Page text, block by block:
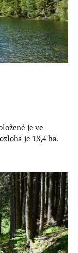
je ve
je 18,4 ha.